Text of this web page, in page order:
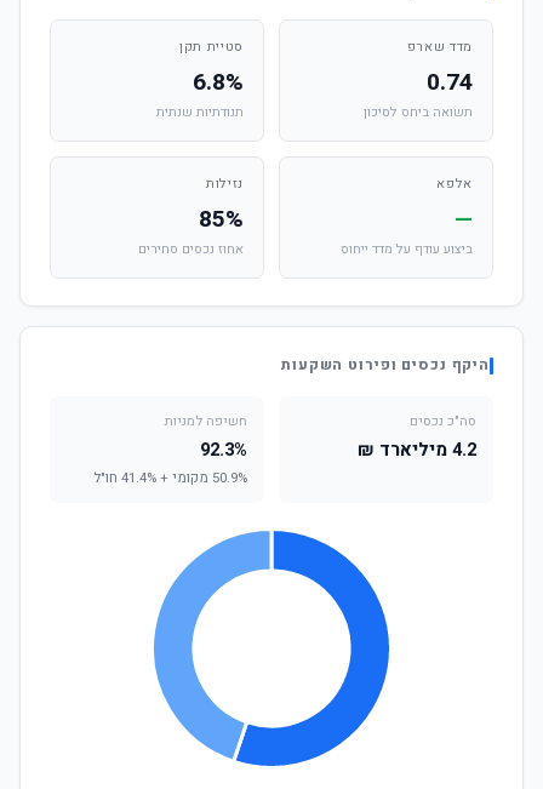
מדד שארפ
0.74
תשואה ביחס לסיכון
סטיית תקן
6.8%
תנודתיות שנתית
אלפא
—
ביצוע עודף על מדד ייחוס
נזילות
85%
אחוז נכסים סחירים
היקף נכסים ופירוט השקעות
סה"כ נכסים
4.2 מיליארד ₪
חשיפה למניות
92.3%
50.9% מקומי + 41.4% חו"ל